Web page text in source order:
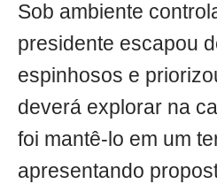
Sob ambiente
presidente escapou
espinhosos e
deverá explorar na
foi mantê-lo em um
apresentando